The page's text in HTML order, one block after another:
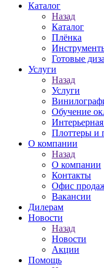
Каталог
Назад
Каталог
Плёнка
Готовые
Услуги
Назад
Услуги
Обучение
Плоттеры и
О компании
Назад
О компании
Контакты
Офис
Вакансии
Дилерам
Новости
Назад
Новости
Акции
Помощь